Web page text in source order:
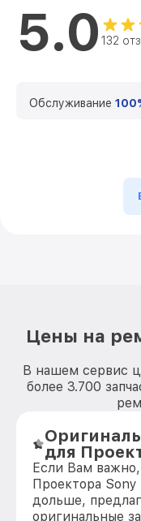
5.0 132
Обслуживание
Цены на
В нашем сервис
более 3.700
для
Если Вам
Проектора
дольше,
оригинальные